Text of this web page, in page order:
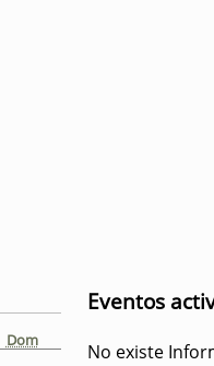
Dom
Eventos
No existe